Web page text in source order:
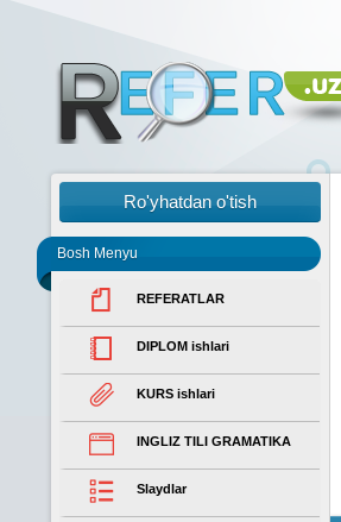
Ro'yhatdan o'tish
Bosh Menyu
REFERATLAR
DIPLOM ishlari
KURS ishlari
INGLIZ TILI GRAMATIKA
Slaydlar